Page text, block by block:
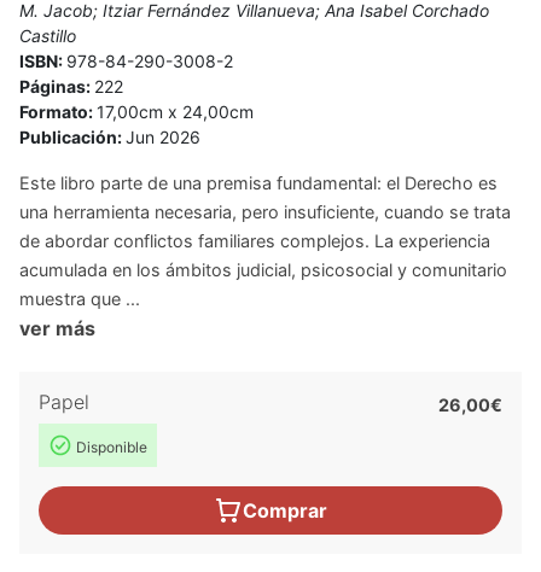
M. Jacob; Itziar Fernández Villanueva; Ana Isabel Corchado
Castillo
ISBN: 978-84-290-3008-2
Páginas: 222
Formato:17,00cm x 24,00cm
Publicación:Jun 2026
Este libro parte de una premisa fundamental: el Derecho es
una herramienta necesaria, pero insuficiente, cuando se trata
de abordar conflictos familiares complejos. La experiencia
acumulada en los ámbitos judicial, psicosocial y comunitario
muestra que ...
ver más
Papel
Disponible
26,00€
Comprar